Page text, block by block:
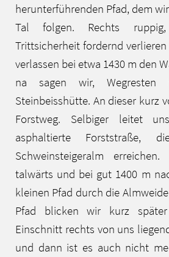
herunterführenden Pfad, dem
Tal folgen. Rechts
Trittsicherheit fordernd
verlassen bei etwa 1430 m den
na sagen wir,
Steinbeisshütte. An dieser kurz
Forstweg. Selbiger leitet
asphaltierte
Schweinsteigeralm
talwärts und bei gut 1400 m
kleinen Pfad durch die
Pfad blicken wir kurz
Einschnitt rechts von uns
und dann ist es auch nicht